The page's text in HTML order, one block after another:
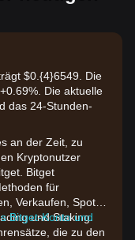
$0.{​4}6549. Die
Die aktuelle
das 24-Stunden-
an der Zeit, zu
Kryptonutzer
Bitget
für
Verkaufen, Spot-
und Staking.
die zu den
Bitget-Konto und